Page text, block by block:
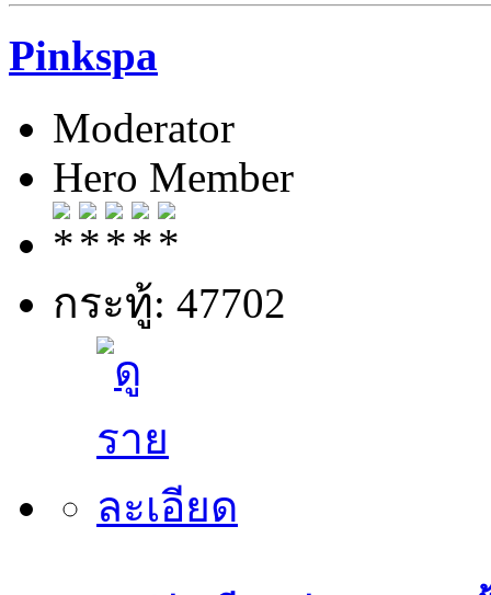
Pinkspa
Moderator
Hero Member
กระทู้: 47702